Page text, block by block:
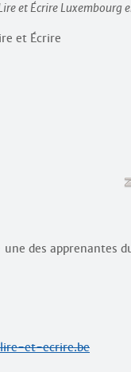
et Écrire Luxembourg
et Écrire
une des apprenantes
et-ecrire.be